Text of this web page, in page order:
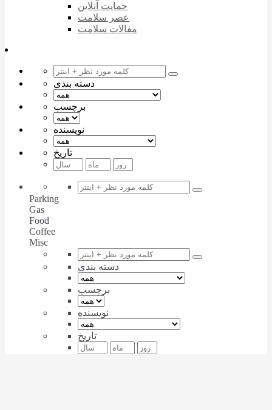
حمایت آنلاین
عصر سلامت
مقالات سلامت
دسته بندی
برچسب
نویسنده
تاریخ
Parking
Gas
Food
Coffee
Misc
دسته بندی
برچسب
نویسنده
تاریخ